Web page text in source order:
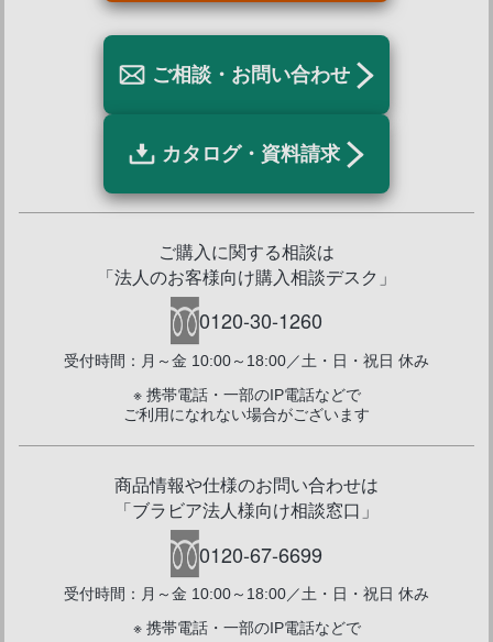
ご相談・お問い合わせ
カタログ・資料請求
ご購入に関する相談は
「法人のお客様向け購入相談デスク」
0120-30-1260
受付時間：月～金 10:00～18:00／土・日・祝日 休み
※ 携帯電話・一部のIP電話などで
ご利用になれない場合がございます
商品情報や仕様のお問い合わせは
「ブラビア法人様向け相談窓口」
0120-67-6699
受付時間：月～金 10:00～18:00／土・日・祝日 休み
※ 携帯電話・一部のIP電話などで